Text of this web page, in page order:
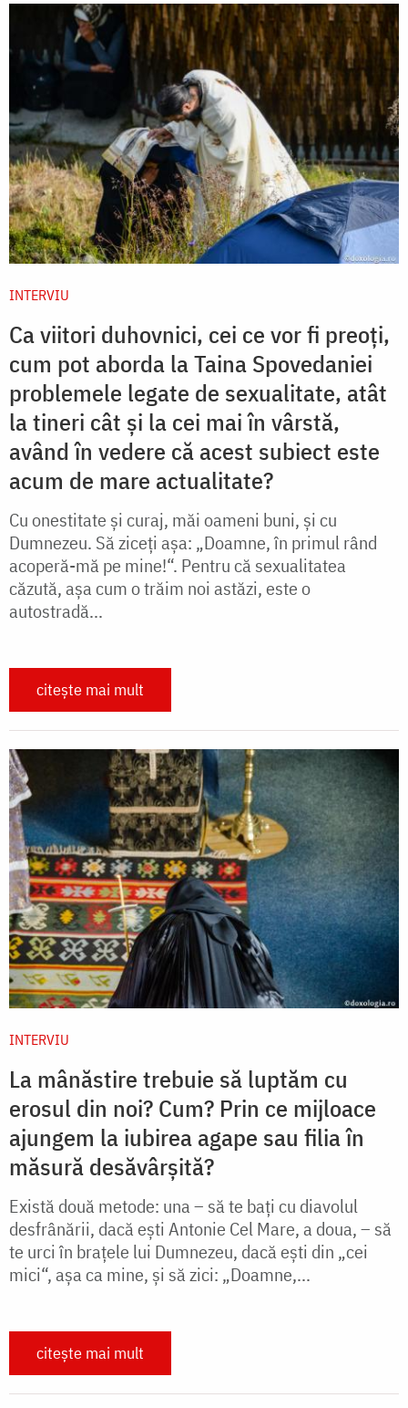
INTERVIU
Ca viitori duhovnici, cei ce vor fi preoți,
cum pot aborda la Taina Spovedaniei
problemele legate de sexualitate, atât
la tineri cât și la cei mai în vârstă,
având în vedere că acest subiect este
acum de mare actualitate?
Cu onestitate și curaj, măi oameni buni, și cu
Dumnezeu. Să ziceți așa: „Doamne, în primul rând
acoperă-mă pe mine!“. Pentru că sexualitatea
căzută, așa cum o trăim noi astăzi, este o
autostradă...
citește mai mult
INTERVIU
La mânăstire trebuie să luptăm cu
erosul din noi? Cum? Prin ce mijloace
ajungem la iubirea agape sau filia în
măsură desăvârșită?
Există două metode: una – să te bați cu diavolul
desfrânării, dacă ești Antonie Cel Mare, a doua, – să
te urci în brațele lui Dumnezeu, dacă ești din „cei
mici“, așa ca mine, și să zici: „Doamne,...
citește mai mult